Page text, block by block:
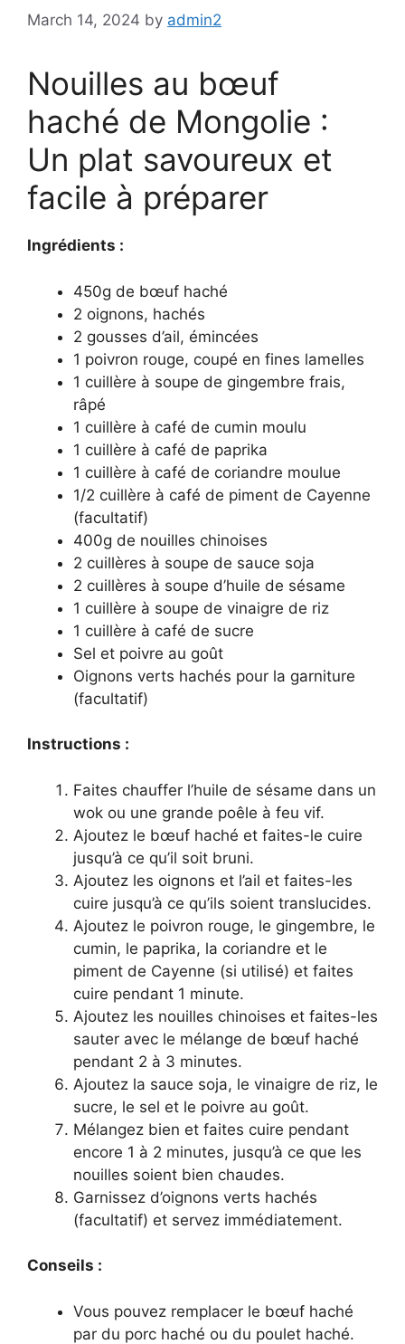
March 14, 2024 by admin2
Nouilles au bœuf
haché de Mongolie :
Un plat savoureux et
facile à préparer
Ingrédients :
450g de bœuf haché
2 oignons, hachés
2 gousses d’ail, émincées
1 poivron rouge, coupé en fines lamelles
1 cuillère à soupe de gingembre frais,
râpé
1 cuillère à café de cumin moulu
1 cuillère à café de paprika
1 cuillère à café de coriandre moulue
1/2 cuillère à café de piment de Cayenne
(facultatif)
400g de nouilles chinoises
2 cuillères à soupe de sauce soja
2 cuillères à soupe d’huile de sésame
1 cuillère à soupe de vinaigre de riz
1 cuillère à café de sucre
Sel et poivre au goût
Oignons verts hachés pour la garniture
(facultatif)
Instructions :
Faites chauffer l’huile de sésame dans un
wok ou une grande poêle à feu vif.
Ajoutez le bœuf haché et faites-le cuire
jusqu’à ce qu’il soit bruni.
Ajoutez les oignons et l’ail et faites-les
cuire jusqu’à ce qu’ils soient translucides.
Ajoutez le poivron rouge, le gingembre, le
cumin, le paprika, la coriandre et le
piment de Cayenne (si utilisé) et faites
cuire pendant 1 minute.
Ajoutez les nouilles chinoises et faites-les
sauter avec le mélange de bœuf haché
pendant 2 à 3 minutes.
Ajoutez la sauce soja, le vinaigre de riz, le
sucre, le sel et le poivre au goût.
Mélangez bien et faites cuire pendant
encore 1 à 2 minutes, jusqu’à ce que les
nouilles soient bien chaudes.
Garnissez d’oignons verts hachés
(facultatif) et servez immédiatement.
Conseils :
Vous pouvez remplacer le bœuf haché
par du porc haché ou du poulet haché.